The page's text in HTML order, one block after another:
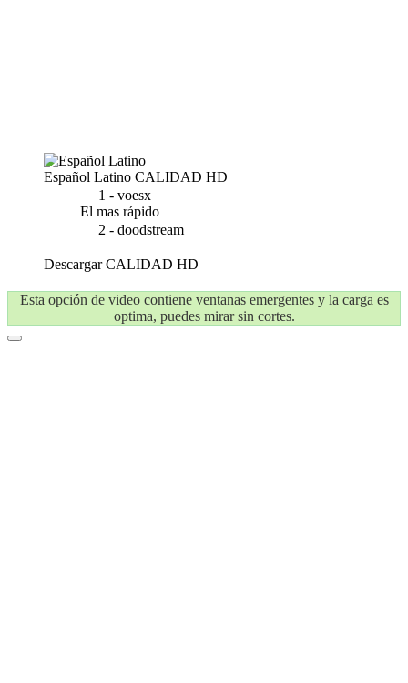
Español Latino CALIDAD HD
1 - voesx
El mas rápido
2 - doodstream
DescargarCALIDAD HD
Esta opción de video contiene ventanas emergentes y la carga es
optima, puedes mirar sin cortes.